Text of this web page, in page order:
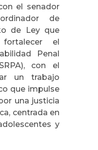
el senador
de
de Ley que
el
Penal
con el
un trabajo
que impulse
una justicia
centrada en
y